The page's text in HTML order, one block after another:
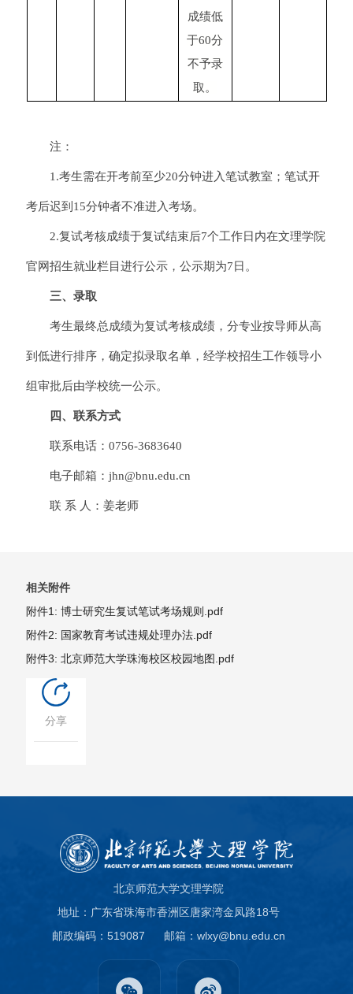
成绩低
于60分
不予录
取。
注：
1.考生需在开考前至少20分钟进入笔试教室；笔试开
考后迟到15分钟者不准进入考场。
2.复试考核成绩于复试结束后7个工作日内在文理学院
官网招生就业栏目进行公示，公示期为7日。
三、录取
考生最终总成绩为复试考核成绩，分专业按导师从高
到低进行排序，确定拟录取名单，经学校招生工作领导小
组审批后由学校统一公示。
四、联系方式
联系电话：0756-3683640
电子邮箱：jhn@bnu.edu.cn
联 系 人：姜老师
相关附件
附件1: 博士研究生复试笔试考场规则.pdf
附件2: 国家教育考试违规处理办法.pdf
附件3: 北京师范大学珠海校区校园地图.pdf
分享
北京师范大学文理学院
地址：广东省珠海市香洲区唐家湾金凤路18号
邮政编码：519087
邮箱：wlxy@bnu.edu.cn